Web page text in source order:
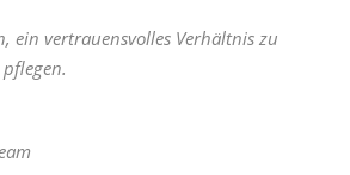
ein vertrauensvolles Verhältnis zu